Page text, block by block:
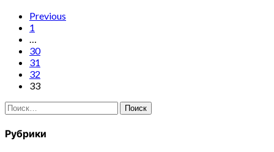
Previous
1
30
31
32
33
Найти:
Рубрики